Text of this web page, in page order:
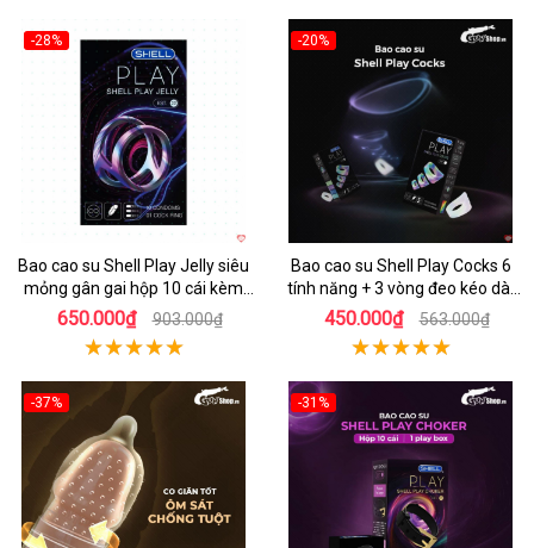
-28%
Bao cao su Shell Play Jelly siêu
mỏng gân gai hộp 10 cái kèm
vòng kéo dài
650.000₫ 903.000₫
-20%
Bao cao su Shell Play Cocks 6
tính năng + 3 vòng đeo kéo dài
cực bền
450.000₫ 563.000₫
-37%
-31%
Hot